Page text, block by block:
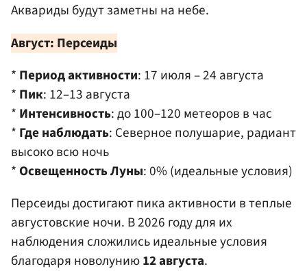
Аквариды будут заметны на небе.
Август: Персеиды
* Период активности: 17 июля – 24 августа
* Пик: 12–13 августа
* Интенсивность: до 100–120 метеоров в час
* Где наблюдать: Северное полушарие, радиант
высоко всю ночь
* Освещенность Луны: 0% (идеальные условия)
Персеиды достигают пика активности в теплые
августовские ночи. В 2026 году для их
наблюдения сложились идеальные условия
благодаря новолунию12 августа.